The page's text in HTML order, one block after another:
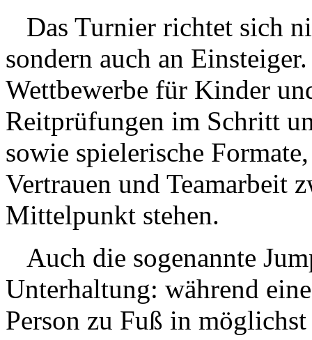
Das Turnier richtet sich
sondern auch an
Wettbewerbe für Kinder
Reitprüfungen im Schritt
sowie spielerische
Vertrauen und Teamarbeit
Mittelpunkt stehen.
Auch die sogenannte
Unterhaltung: während
Person zu Fuß in